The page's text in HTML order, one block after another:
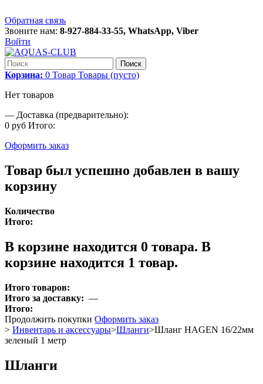
Обратная связь
Звоните нам: 8-927-884-33-55, WhatsApp, Viber
Войти
Поиск
Корзина: 0 Товар Товары (пусто)
Нет товаров
— Доставка (предварительно):
0 руб Итого:
Оформить заказ
Товар был успешно добавлен в вашу
корзину
Количество
Итого:
В корзине находится 0 товара. В
корзине находится 1 товар.
Итого товаров:
Итого за доставку: —
Итого:
Продолжить покупки Оформить заказ
> Инвентарь и аксессуары>Шланги>Шланг HAGEN 16/22мм
зеленый 1 метр
Шланги